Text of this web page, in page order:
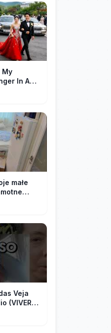
My
In A
, Love
małe
(VIVER
por Flávio